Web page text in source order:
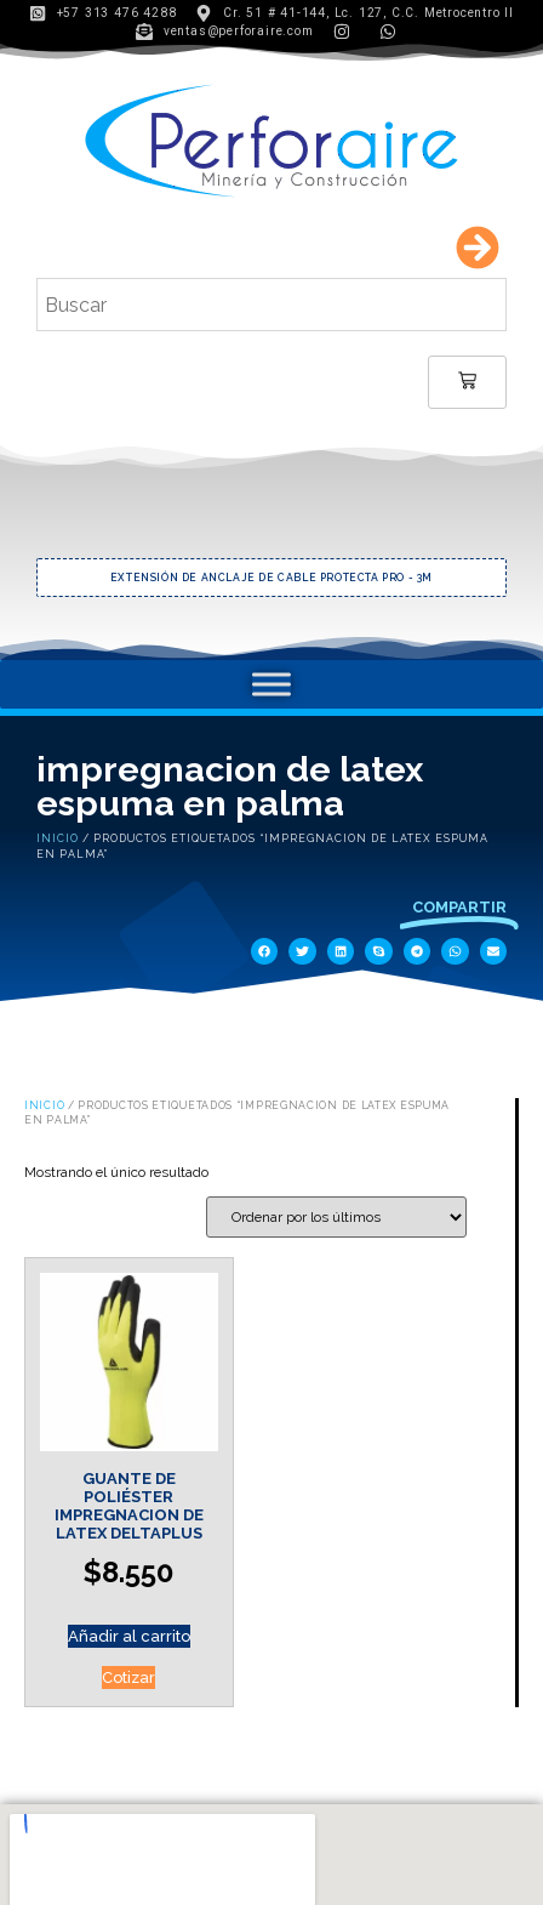
+57 313 476 4288
Cr. 51 # 41-144, Lc. 127, C.C. Metrocentro II
ventas@perforaire.com
EXTENSIÓN DE ANCLAJE DE CABLE PROTECTA PRO - 3M
impregnacion de latex
espuma en palma
INICIO / PRODUCTOS ETIQUETADOS “IMPREGNACION DE LATEX ESPUMA
EN PALMA”
COMPARTIR
INICIO / PRODUCTOS ETIQUETADOS “IMPREGNACION DE LATEX ESPUMA
EN PALMA”
Mostrando el único resultado
GUANTE DE
POLIÉSTER
IMPREGNACION DE
LATEX DELTAPLUS
$8.550
Añadir al carrito
Cotizar